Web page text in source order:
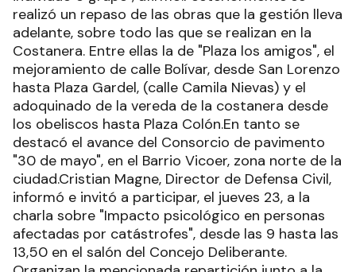
realizó un repaso de las obras que la gestión lleva
adelante, sobre todo las que se realizan en la
Costanera. Entre ellas la de "Plaza los amigos", el
mejoramiento de calle Bolívar, desde San Lorenzo
hasta Plaza Gardel, (calle Camila Nievas) y el
adoquinado de la vereda de la costanera desde
los obeliscos hasta Plaza Colón.En tanto se
destacó el avance del Consorcio de pavimento
"30 de mayo", en el Barrio Vicoer, zona norte de la
ciudad.Cristian Magne, Director de Defensa Civil,
informó e invitó a participar, el jueves 23, a la
charla sobre "Impacto psicológico en personas
afectadas por catástrofes", desde las 9 hasta las
13,50 en el salón del Concejo Deliberante.